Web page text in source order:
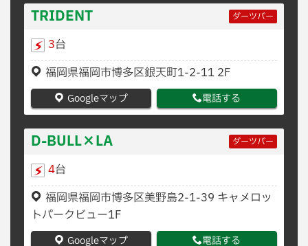
TRIDENT ダーツバー
3台
福岡県福岡市博多区銀天町1-2-11 2F
Googleマップ 電話する
D-BULL×LA ダーツバー
4台
福岡県福岡市博多区美野島2-1-39 キャメロッ
トパークビュー1F
Googleマップ 電話する